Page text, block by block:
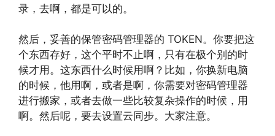
录，去啊，都是可以的。
然后，妥善的保管密码管理器的 TOKEN。你要把这
个东西存好，这个平时不止啊，只有在极个别的时
候才用。这东西什么时候用啊？比如，你换新电脑
的时候，他用啊，或者是啊，你需要对密码管理器
进行搬家，或者去做一些比较复杂操作的时候，用
啊。然后呢，要去设置云同步。大家注意。